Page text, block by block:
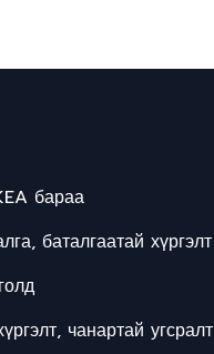
бараа
баталгаатай хүргэлт
чанартай угсралт